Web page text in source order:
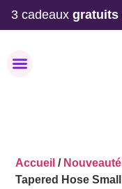
3 cadeaux gratuits
Accueil /
Tapered Hose